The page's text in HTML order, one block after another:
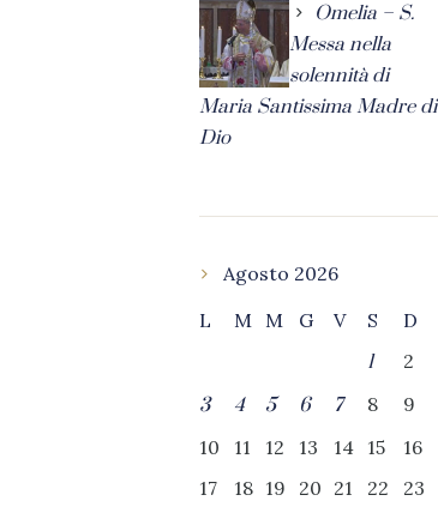
Omelia – S.
Messa nella
solennità di
Maria Santissima Madre di
Dio
Agosto 2026
L
M M G V S
D
1
2
3
4 5 6 7 8
9
10
11 12 13 14 15
16
17
18 19 20 21 22
23